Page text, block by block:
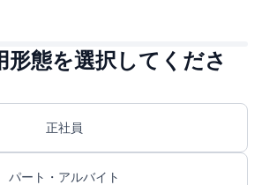
形態を選択してくださ
正社員
パート・アルバイト